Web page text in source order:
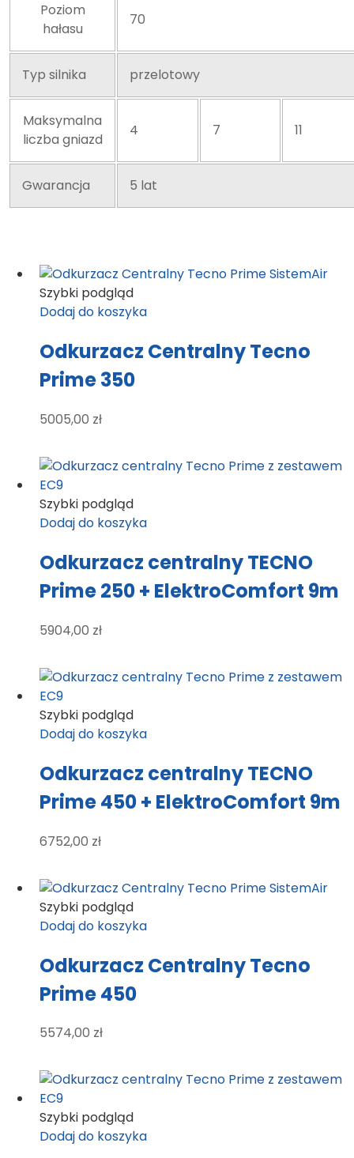
Poziom
hałasu
70
Typ silnika przelotowy
Maksymalna
liczba gniazd
4 7 11
Gwarancja 5 lat
Szybki podgląd
Dodaj do koszyka
Odkurzacz Centralny Tecno
Prime 350
5005,00 zł
Szybki podgląd
Dodaj do koszyka
Odkurzacz centralny TECNO
Prime 250 + ElektroComfort 9m
5904,00 zł
Szybki podgląd
Dodaj do koszyka
Odkurzacz centralny TECNO
Prime 450 + ElektroComfort 9m
6752,00 zł
Szybki podgląd
Dodaj do koszyka
Odkurzacz Centralny Tecno
Prime 450
5574,00 zł
Szybki podgląd
Dodaj do koszyka